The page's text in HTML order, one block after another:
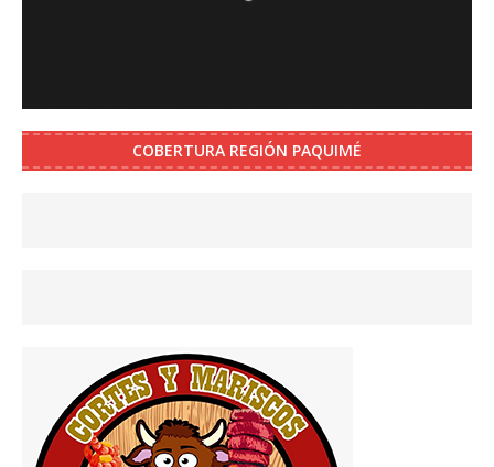
COBERTURA REGIÓN PAQUIMÉ